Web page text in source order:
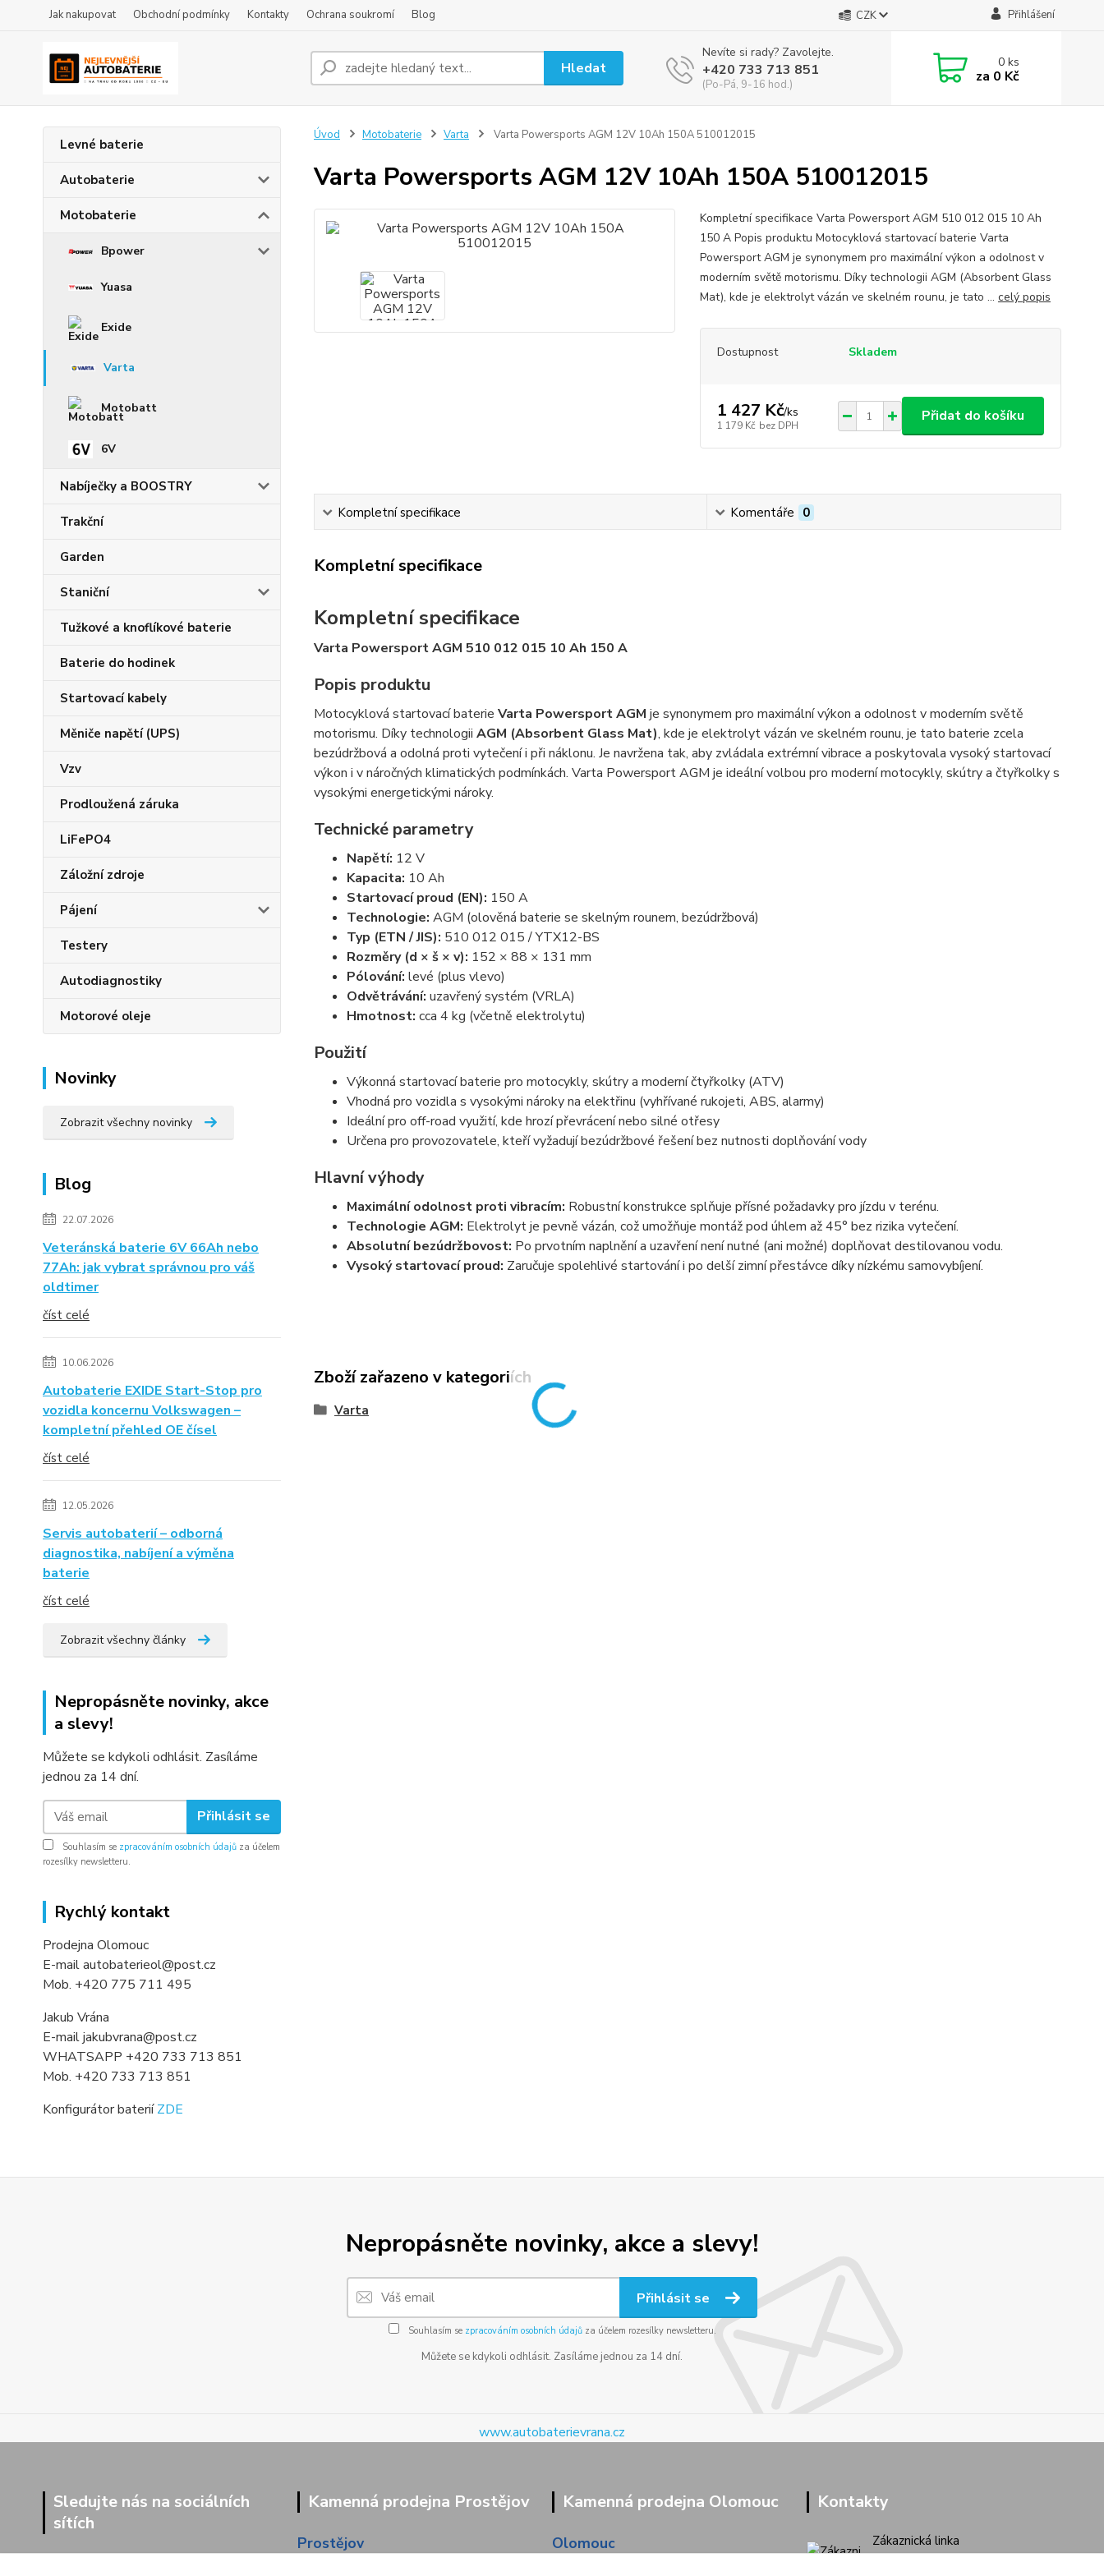
Jak nakupovat Obchodní podmínky Kontakty Ochrana soukromí Blog CZK Přihlášení
Hledat
Nevíte si rady? Zavolejte.
+420 733 713 851
(Po-Pá, 9-16 hod.)
0ks
za 0 Kč
Levné baterie
Autobaterie
Motobaterie
Bpower
Yuasa
Exide
Varta
Motobatt
6V
Nabíječky a BOOSTRY
Trakční
Garden
Staniční
Tužkové a knoflíkové baterie
Baterie do hodinek
Startovací kabely
Měniče napětí (UPS)
Vzv
Prodloužená záruka
LiFePO4
Záložní zdroje
Pájení
Testery
Autodiagnostiky
Motorové oleje
Novinky
Zobrazit všechny novinky
Blog
22.07.2026
Veteránská baterie 6V 66Ah nebo
77Ah: jak vybrat správnou pro váš
oldtimer
číst celé
10.06.2026
Autobaterie EXIDE Start-Stop pro
vozidla koncernu Volkswagen –
kompletní přehled OE čísel
číst celé
12.05.2026
Servis autobaterií – odborná
diagnostika, nabíjení a výměna
baterie
číst celé
Zobrazit všechny články
Nepropásněte novinky, akce
a slevy!
Můžete se kdykoli odhlásit. Zasíláme
jednou za 14 dní.
Přihlásit se
Souhlasím se zpracováním osobních údajů za účelem
rozesílky newsletteru.
Rychlý kontakt
Prodejna Olomouc
E-mail autobaterieol@post.cz
Mob. +420 775 711 495
Jakub Vrána
E-mail jakubvrana@post.cz
WHATSAPP +420 733 713 851
Mob. +420 733 713 851
Konfigurátor bateriíZDE
Úvod Motobaterie Varta Varta Powersports AGM 12V 10Ah 150A 510012015
Varta Powersports AGM 12V 10Ah 150A 510012015
Kompletní specifikace Varta Powersport AGM 510 012 015 10 Ah
150 A Popis produktu Motocyklová startovací baterie Varta
Powersport AGM je synonymem pro maximální výkon a odolnost v
moderním světě motorismu. Díky technologii AGM (Absorbent Glass
Mat), kde je elektrolyt vázán ve skelném rounu, je tato ... celý popis
Dostupnost Skladem
1 427 Kč/ks
1 179 Kč bez DPH
Přidat do košíku
Kompletní specifikace Komentáře 0
Kompletní specifikace
Kompletní specifikace
Varta Powersport AGM 510 012 015 10 Ah 150 A
Popis produktu
Motocyklová startovací baterie Varta Powersport AGM je synonymem pro maximální výkon a odolnost v moderním světě
motorismu. Díky technologii AGM (Absorbent Glass Mat), kde je elektrolyt vázán ve skelném rounu, je tato baterie zcela
bezúdržbová a odolná proti vytečení i při náklonu. Je navržena tak, aby zvládala extrémní vibrace a poskytovala vysoký startovací
výkon i v náročných klimatických podmínkách. Varta Powersport AGM je ideální volbou pro moderní motocykly, skútry a čtyřkolky s
vysokými energetickými nároky.
Technické parametry
Napětí: 12 V
Kapacita: 10 Ah
Startovací proud (EN): 150 A
Technologie: AGM (olověná baterie se skelným rounem, bezúdržbová)
Typ (ETN / JIS): 510 012 015 / YTX12-BS
Rozměry (d × š × v): 152 × 88 × 131 mm
Pólování: levé (plus vlevo)
Odvětrávání: uzavřený systém (VRLA)
Hmotnost: cca 4 kg (včetně elektrolytu)
Použití
Výkonná startovací baterie pro motocykly, skútry a moderní čtyřkolky (ATV)
Vhodná pro vozidla s vysokými nároky na elektřinu (vyhřívané rukojeti, ABS, alarmy)
Ideální pro off-road využití, kde hrozí převrácení nebo silné otřesy
Určena pro provozovatele, kteří vyžadují bezúdržbové řešení bez nutnosti doplňování vody
Hlavní výhody
Maximální odolnost proti vibracím: Robustní konstrukce splňuje přísné požadavky pro jízdu v terénu.
Technologie AGM: Elektrolyt je pevně vázán, což umožňuje montáž pod úhlem až 45° bez rizika vytečení.
Absolutní bezúdržbovost: Po prvotním naplnění a uzavření není nutné (ani možné) doplňovat destilovanou vodu.
Vysoký startovací proud: Zaručuje spolehlivé startování i po delší zimní přestávce díky nízkému samovybíjení.
Zboží zařazeno v kategoriích
Varta
Nepropásněte novinky, akce a slevy!
Přihlásit se
Souhlasím se zpracováním osobních údajůza účelem rozesílky newsletteru.
Můžete se kdykoli odhlásit. Zasíláme jednou za 14 dní.
www.autobaterievrana.cz
Sledujte nás na sociálních
sítích
Kamenná prodejna Prostějov
Prostějov
Kamenná prodejna Olomouc
Olomouc
Kontakty
Zákaznická linka
+420 733 713 851